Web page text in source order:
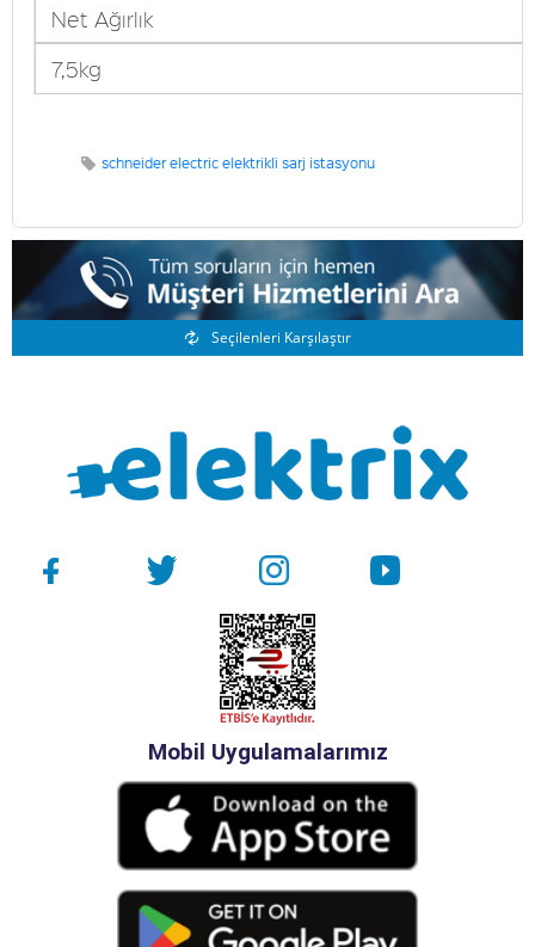
Net Ağırlık
7,5kg
schneider electric elektrikli sarj istasyonu
Benzer Ürünler
Seçilenleri Karşılaştır
Mobil Uygulamalarımız